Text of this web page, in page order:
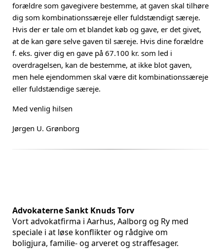
forældre som gavegivere bestemme, at gaven skal tilhøre
dig som kombinationssæreje eller fuldstændigt særeje.
Hvis der er tale om et blandet køb og gave, er det givet,
at de kan gøre selve gaven til særeje. Hvis dine forældre
f. eks. giver dig en gave på 67.100 kr. som led i
overdragelsen, kan de bestemme, at ikke blot gaven,
men hele ejendommen skal være dit kombinationssæreje
eller fuldstændige særeje.
Med venlig hilsen
Jørgen U. Grønborg
Advokaterne Sankt Knuds Torv
Vort advokatfirma i Aarhus, Aalborg og Ry med
speciale i at løse konflikter og rådgive om
boligjura, familie- og arveret og straffesager.